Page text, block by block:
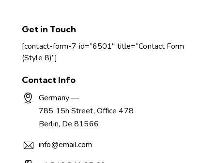
Get in Touch
[contact-form-7 id=”6501″ title=”Contact Form
(Style 8)”]
Contact Info
Germany —
785 15h Street, Office 478
Berlin, De 81566
info@email.com